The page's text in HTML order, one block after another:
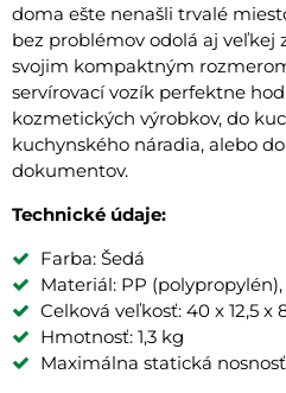
doma ešte nenašli trvalé
bez problémov odolá aj veľkej
svojim kompaktným
servírovací vozík perfektne
kozmetických výrobkov, do
kuchynského náradia, alebo
dokumentov.
Technické údaje:
Farba: Šedá
Materiál: PP
Celková veľkosť: 40 x 12,5 x
Hmotnosť: 1,3 kg
Maximálna statická